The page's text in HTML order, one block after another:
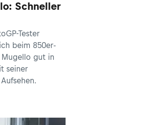
Schneller
Tester
beim 850er-
gut in
seiner